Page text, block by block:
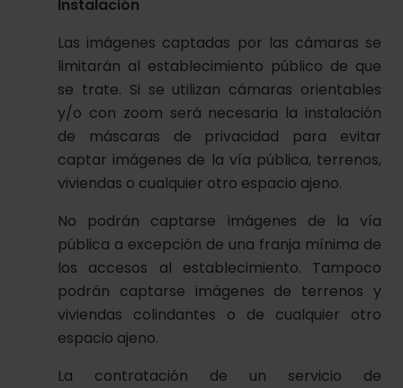
Instalación
Las imágenes captadas por las cámaras se
limitarán al establecimiento público de que
se trate. Si se utilizan cámaras orientables
y/o con zoom será necesaria la instalación
de máscaras de privacidad para evitar
captar imágenes de la vía pública, terrenos,
viviendas o cualquier otro espacio ajeno.
No podrán captarse imágenes de la vía
pública a excepción de una franja mínima de
los accesos al establecimiento. Tampoco
podrán captarse imágenes de terrenos y
viviendas colindantes o de cualquier otro
espacio ajeno.
La contratación de un servicio de